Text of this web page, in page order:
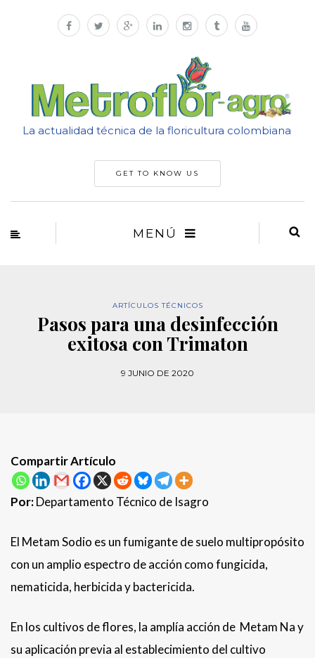
La actualidad técnica de la floricultura colombiana
GET TO KNOW US
MENÚ
ARTÍCULOS TÉCNICOS
Pasos para una desinfección
exitosa con Trimaton
9 JUNIO DE 2020
Compartir Artículo
Por:Departamento Técnico de Isagro
El Metam Sodio es un fumigante de suelo multipropósito
con un amplio espectro de acción como fungicida,
nematicida, herbicida y bactericida.
En los cultivos de flores, la amplía acción de Metam Na y
su aplicación previa al establecimiento del cultivo